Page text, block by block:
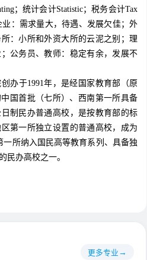
；统计会计Statistic；税务会计Tax
：需求量大，待遇、发展欠佳；外
：小所和外资大所的云泥之别；理
公务员、教师：稳定有余，发展不
办于1991年，是经国家教育部（原
国首批（七所）、西南第一所具备
制民办普通高校，是按教育部的标
第一所独立设置的普通高校，成为
所纳入国民高等教育系列、具备独
民办高校之一。
更多专业